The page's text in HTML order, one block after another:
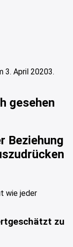
3. April 20203.
gesehen
Beziehung
wie jeder
zu